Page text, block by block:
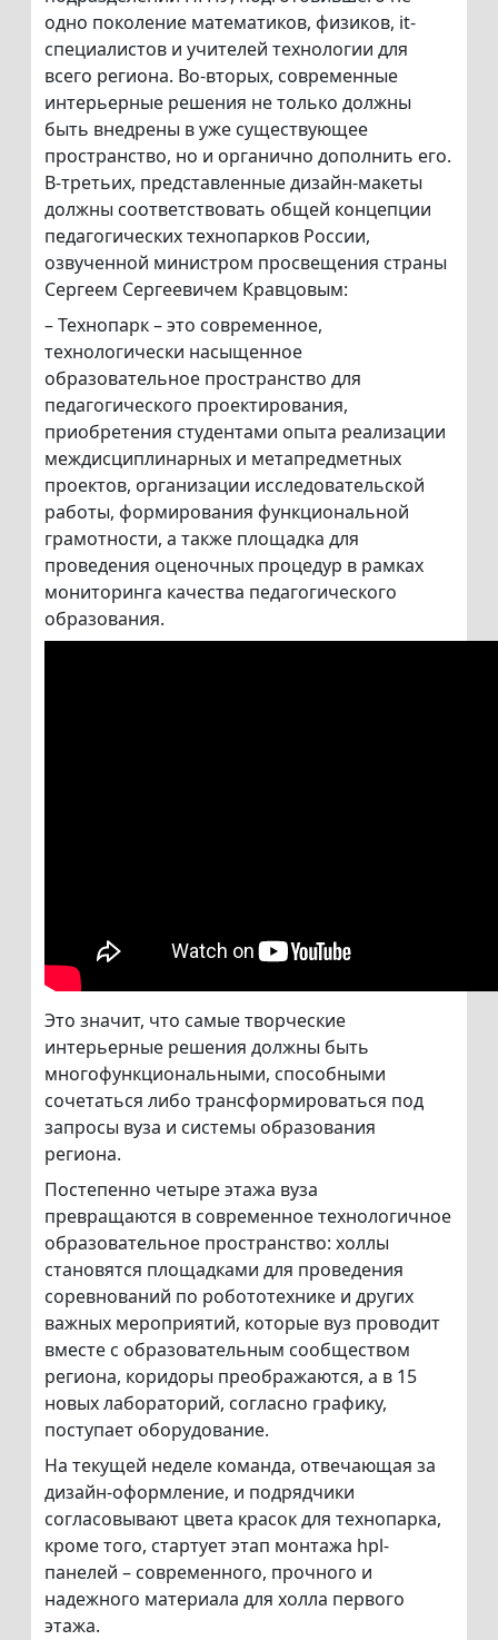
одно поколение математиков, физиков, it-
специалистов и учителей технологии для
всего региона. Во-вторых, современные
интерьерные решения не только должны
быть внедрены в уже существующее
пространство, но и органично дополнить его.
В-третьих, представленные дизайн-макеты
должны соответствовать общей концепции
педагогических технопарков России,
озвученной министром просвещения страны
Сергеем Сергеевичем Кравцовым:
– Технопарк – это современное,
технологически насыщенное
образовательное пространство для
педагогического проектирования,
приобретения студентами опыта реализации
междисциплинарных и метапредметных
проектов, организации исследовательской
работы, формирования функциональной
грамотности, а также площадка для
проведения оценочных процедур в рамках
мониторинга качества педагогического
образования.
Это значит, что самые творческие
интерьерные решения должны быть
многофункциональными, способными
сочетаться либо трансформироваться под
запросы вуза и системы образования
региона.
Постепенно четыре этажа вуза
превращаются в современное технологичное
образовательное пространство: холлы
становятся площадками для проведения
соревнований по робототехнике и других
важных мероприятий, которые вуз проводит
вместе с образовательным сообществом
региона, коридоры преображаются, а в 15
новых лабораторий, согласно графику,
поступает оборудование.
На текущей неделе команда, отвечающая за
дизайн-оформление, и подрядчики
согласовывают цвета красок для технопарка,
кроме того, стартует этап монтажа hpl-
панелей – современного, прочного и
надежного материала для холла первого
этажа.